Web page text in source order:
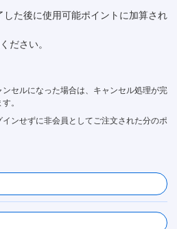
た後に使用可能ポイントに加算され
ださい。
ンセルになった場合は、キャンセル処理が完
。
インせずに非会員としてご注文された分のポ